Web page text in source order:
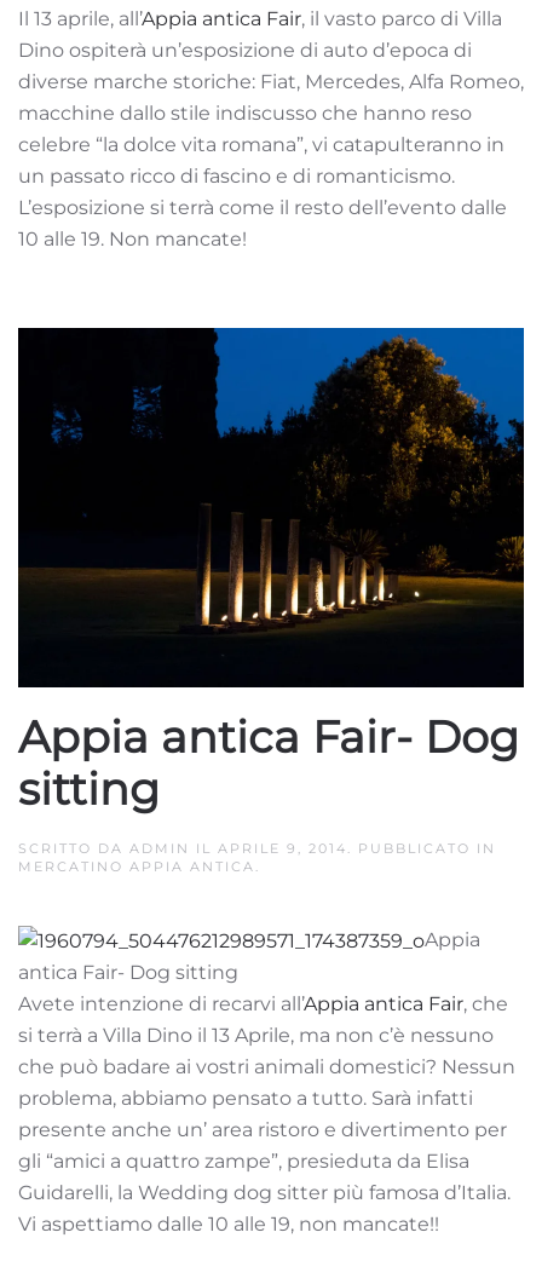
Il 13 aprile, all’Appia antica Fair, il vasto parco di Villa
Dino ospiterà un’esposizione di auto d’epoca di
diverse marche storiche: Fiat, Mercedes, Alfa Romeo,
macchine dallo stile indiscusso che hanno reso
celebre “la dolce vita romana”, vi catapulteranno in
un passato ricco di fascino e di romanticismo.
L’esposizione si terrà come il resto dell’evento dalle
10 alle 19. Non mancate!
Appia antica Fair- Dog
sitting
SCRITTO DA ADMIN IL APRILE 9, 2014 . PUBBLICATO IN
MERCATINO APPIA ANTICA .
Appia
antica Fair- Dog sitting
Avete intenzione di recarvi all’Appia antica Fair, che
si terrà a Villa Dino il 13 Aprile, ma non c’è nessuno
che può badare ai vostri animali domestici? Nessun
problema, abbiamo pensato a tutto. Sarà infatti
presente anche un’ area ristoro e divertimento per
gli “amici a quattro zampe”, presieduta da Elisa
Guidarelli, la Wedding dog sitter più famosa d’Italia.
Vi aspettiamo dalle 10 alle 19, non mancate!!